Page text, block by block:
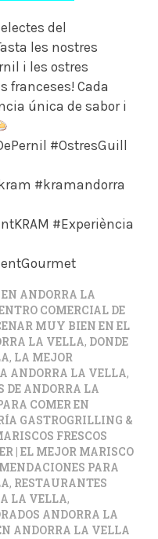
del
les nostres
i les ostres
franceses! Cada
única de sabor i
#OstresGuill
#kramandorra
#Experiència
EN ANDORRA LA
COMERCIAL DE
MUY BIEN EN EL
LA VELLA, DONDE
, LA MEJOR
ANDORRA LA VELLA,
DE ANDORRA LA
COMER EN
GASTROGRILLING &
FRESCOS
| EL MEJOR MARISCO
PARA
, RESTAURANTES
LA VELLA,
ANDORRA LA
ANDORRA LA VELLA